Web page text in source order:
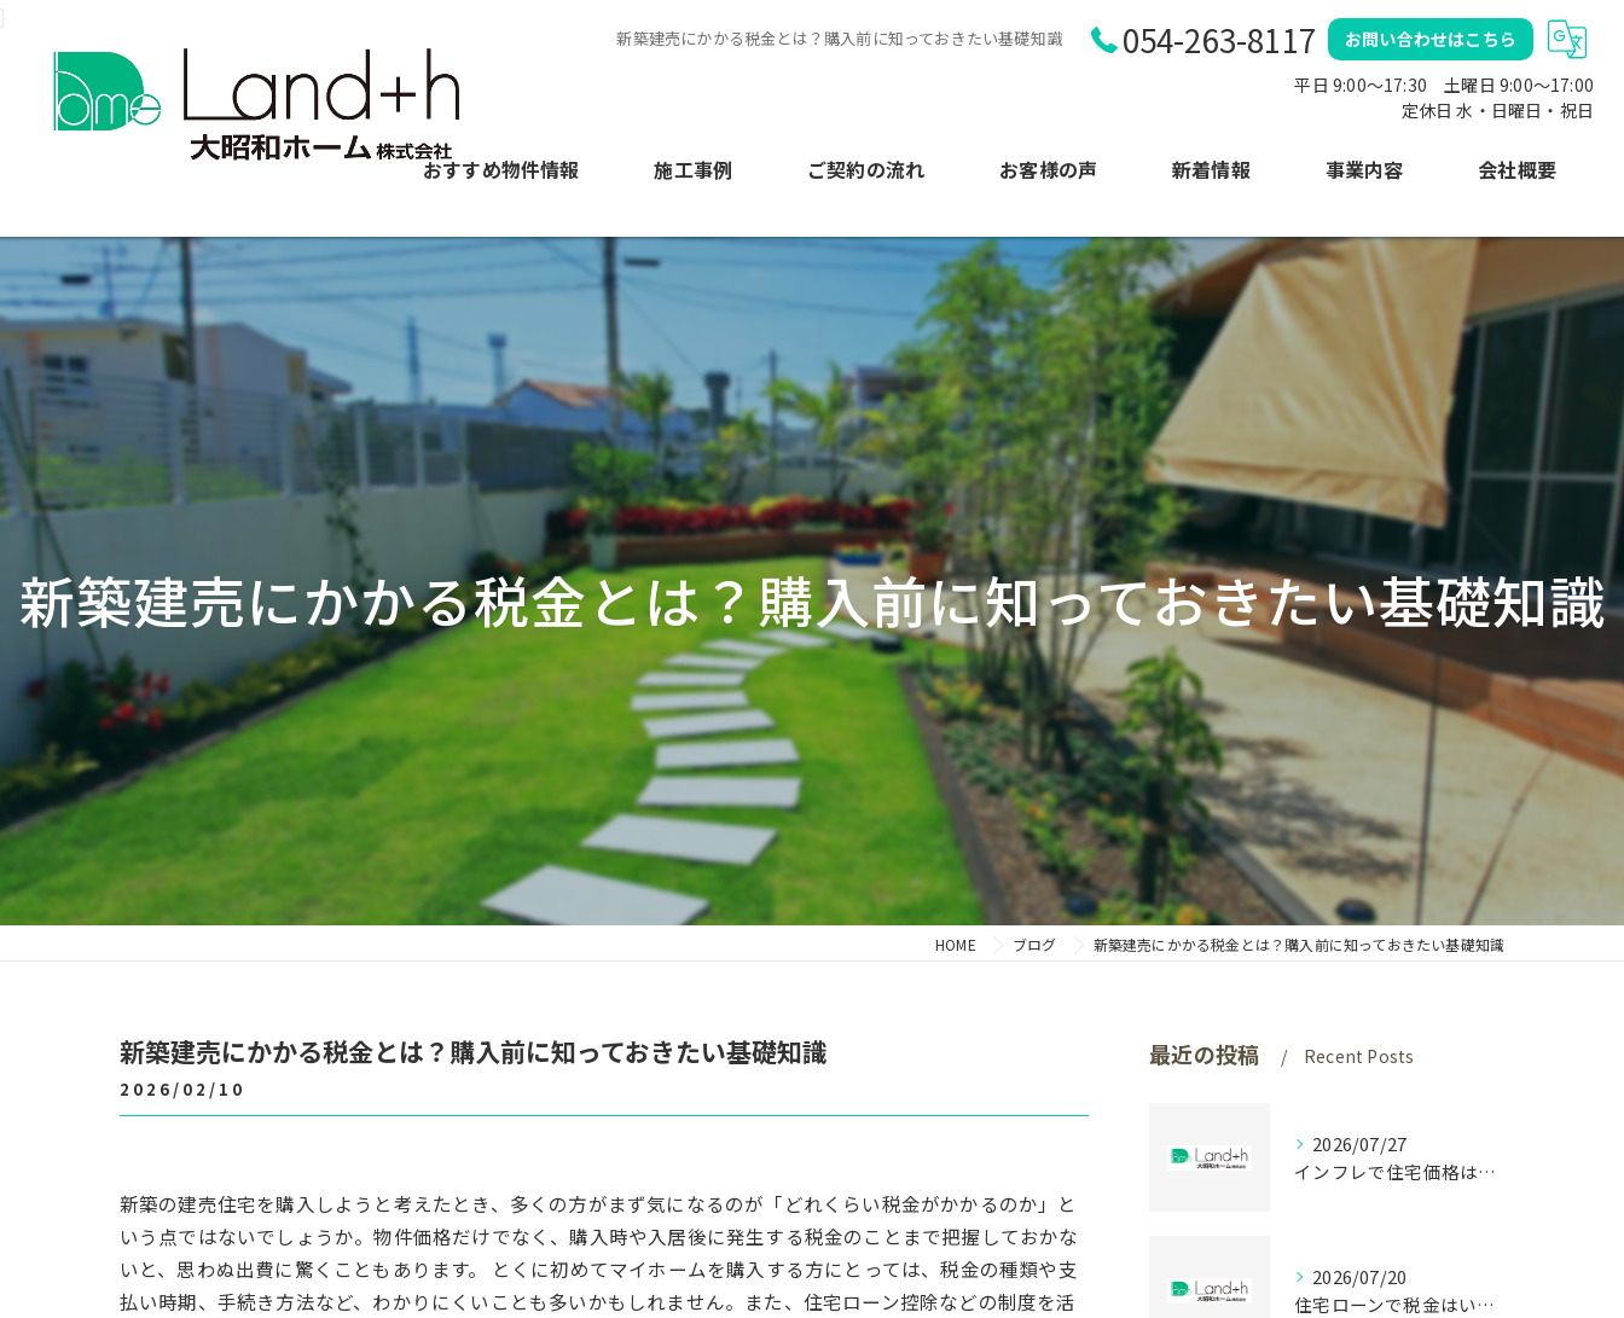
新築建売にかかる税金とは？購入前に知っておきたい基礎知識 054-263-8117
お問い合わせはこちら
平日 9:00～17:30 土曜日 9:00〜17:00
定休日 水・日曜日・祝日
おすすめ物件情報 施工事例 ご契約の流れ お客様の声 新着情報 事業内容 会社概要
新築建売にかかる税金とは？購入前に知っておきたい基礎知識
HOME ブログ 新築建売にかかる税金とは？購入前に知っておきたい基礎知識
新築建売にかかる税金とは？購入前に知っておきたい基礎知識
2026/02/10
新築の建売住宅を購入しようと考えたとき、多くの方がまず気になるのが「どれくらい税金がかかるのか」と
いう点ではないでしょうか。物件価格だけでなく、購入時や入居後に発生する税金のことまで把握しておかな
いと、思わぬ出費に驚くこともあります。 とくに初めてマイホームを購入する方にとっては、税金の種類や支
払い時期、手続き方法など、わかりにくいことも多いかもしれません。また、住宅ローン控除などの制度を活
最近の投稿 Recent Posts
2026/07/27
インフレで住宅価格は上がる？静岡で買う前に知る盲点
2026/07/20
住宅ローンで税金はいくら戻る？建売購入前の盲点